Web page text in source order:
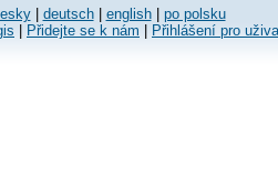
| deutsch| english| po polsku
Přidejte se k nám Přihlášení pro